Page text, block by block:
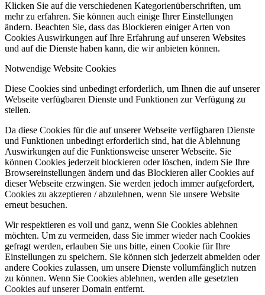
Klicken Sie auf die verschiedenen Kategorienüberschriften, um
mehr zu erfahren. Sie können auch einige Ihrer Einstellungen
ändern. Beachten Sie, dass das Blockieren einiger Arten von
Cookies Auswirkungen auf Ihre Erfahrung auf unseren Websites
und auf die Dienste haben kann, die wir anbieten können.
Notwendige Website Cookies
Diese Cookies sind unbedingt erforderlich, um Ihnen die auf unserer
Webseite verfügbaren Dienste und Funktionen zur Verfügung zu
stellen.
Da diese Cookies für die auf unserer Webseite verfügbaren Dienste
und Funktionen unbedingt erforderlich sind, hat die Ablehnung
Auswirkungen auf die Funktionsweise unserer Webseite. Sie
können Cookies jederzeit blockieren oder löschen, indem Sie Ihre
Browsereinstellungen ändern und das Blockieren aller Cookies auf
dieser Webseite erzwingen. Sie werden jedoch immer aufgefordert,
Cookies zu akzeptieren / abzulehnen, wenn Sie unsere Website
erneut besuchen.
Wir respektieren es voll und ganz, wenn Sie Cookies ablehnen
möchten. Um zu vermeiden, dass Sie immer wieder nach Cookies
gefragt werden, erlauben Sie uns bitte, einen Cookie für Ihre
Einstellungen zu speichern. Sie können sich jederzeit abmelden oder
andere Cookies zulassen, um unsere Dienste vollumfänglich nutzen
zu können. Wenn Sie Cookies ablehnen, werden alle gesetzten
Cookies auf unserer Domain entfernt.